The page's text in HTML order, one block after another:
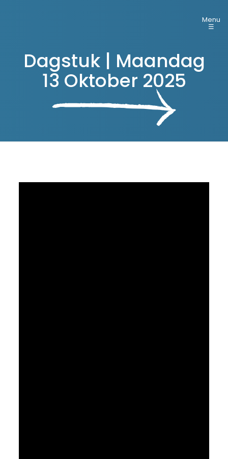
Menu
☰
Dagstuk | Maandag
13 Oktober 2025